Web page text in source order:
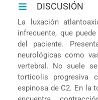
DISCUSIÓN
La luxación
infrecuente, que
del paciente.
neurológicas como
vertebral. No suele
torticolis progresiva
espinosa de C2. En la